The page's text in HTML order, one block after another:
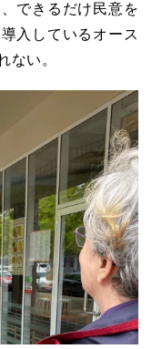
できるだけ民意を
入しているオース
ない。